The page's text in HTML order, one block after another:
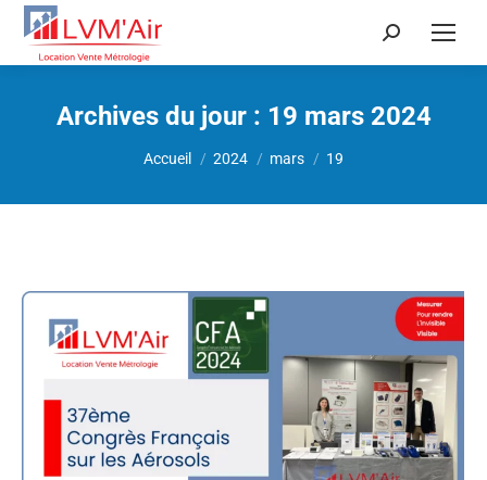
Recherche
Archives du jour : 19 mars 2024
Accueil 2024 mars 19